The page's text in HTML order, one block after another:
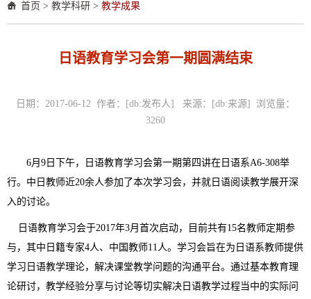
首页 > 教学科研 > 教学成果
日语教育学习会第一期圆满结束
日期：2017-06-12 作者：[db:发布人] 来源：[db:来源] 浏览量：
3260
6月 9 日下午，日语教育学习会第一期第四讲在日语系A6-308举
行。中日教师近20余人参加了本次学习会，并就日语阅读教学展开深
入的讨论。
日语教育学习会于2017年3月首次启动，目前共有15名教师定期参
与，其中日籍专家4人、中国教师11人。学习会旨在为日语系教师提供
学习日语教学理论，解决课堂教学问题的沟通平台。通过基本教育理
论研讨，教学经验分享与讨论等切实解决日语教学过程当中的实际问